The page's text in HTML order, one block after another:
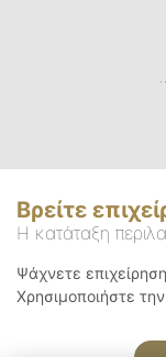
Βρείτε
Η κατάταξη
Ψάχνετε
Χρησιμοποιήστε